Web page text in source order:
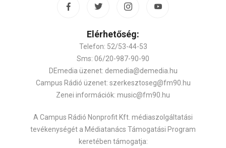
Elérhetőség:
Telefon: 52/53-44-53
Sms: 06/20-987-90-90
DEmedia üzenet: demedia@demedia.hu
Campus Rádió üzenet: szerkesztoseg@fm90.hu
Zenei információk: music@fm90.hu
A Campus Rádió Nonprofit Kft. médiaszolgáltatási
tevékenységét a Médiatanács Támogatási Program
keretében támogatja: